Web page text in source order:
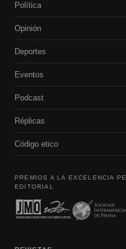
Política
Opinión
Deportes
Eventos
Podcast
Réplicas
Código etico
PREMIOS A LA EXCELENCIA
EDITORIAL